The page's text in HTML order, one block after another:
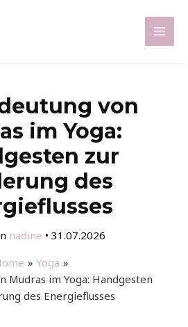
Main
von
im Yoga:
zur
des
nadine • 31.07.2026
Yoga
Mudras im Yoga: Handgesten
des Energieflusses